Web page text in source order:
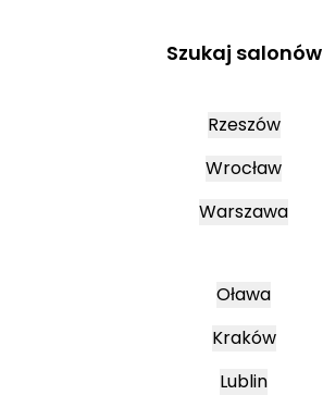
Szukaj salonów
Rzeszów
Wrocław
Warszawa
Oława
Kraków
Lublin